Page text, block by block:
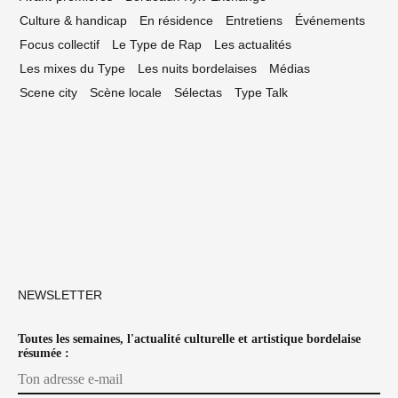
Culture & handicap
En résidence Entretiens
Événements
Focus collectif
Le Type de Rap
Les actualités
Les mixes du Type
Les nuits bordelaises
Médias
Scene city
Scène locale Sélectas Type Talk
NEWSLETTER
Toutes les semaines, l'actualité culturelle et artistique bordelaise
résumée :